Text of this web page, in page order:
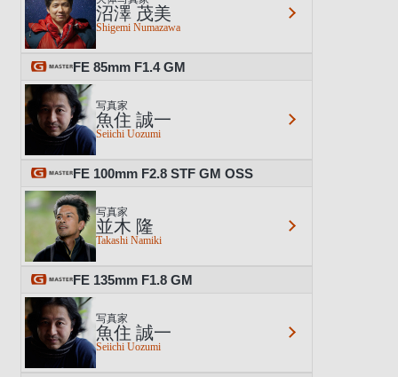
沼澤 茂美
Shigemi Numazawa
FE 85mm F1.4 GM
写真家
魚住 誠一
Seiichi Uozumi
FE 100mm F2.8 STF GM OSS
写真家
並木 隆
Takashi Namiki
FE 135mm F1.8 GM
写真家
魚住 誠一
Seiichi Uozumi